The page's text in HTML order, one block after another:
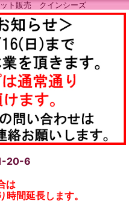
ット販売 クインシーズ
20-6
は
間延長します。